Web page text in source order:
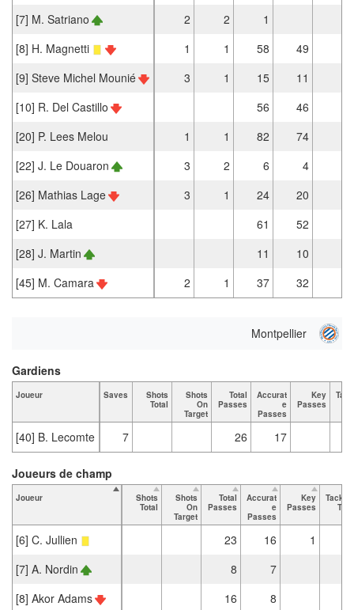
[7] M. Satriano
2 2
1
[8] H. Magnetti
1 1 58 49
[9] Steve Michel Mounié
3 1 15
11
[10] R. Del Castillo
56 46
[20] P. Lees Melou
1 1 82 74
[22] J. Le Douaron
3 2 6
4
[26] Mathias Lage
3 1 24 20
[27] K. Lala
61 52
[28] J. Martin
11 10
[45] M. Camara
2 1 37 32
Montpellier
Joueur Saves
Shots
Total
Shots
On
Target
Total
Passes
Accurat
e
Passes
Key
Passes
[40] B. Lecomte 7 26 17
Gardiens
Joueur
Shots
Total
Shots
On
Target
Total
Passes
Accurat
e
Passes
Key
Passes
[6] C. Jullien 23 16 1
[7] A. Nordin
8 7
[8] Akor Adams
16 8
Joueurs de champ